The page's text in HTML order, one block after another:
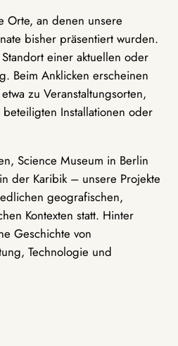
Orte, an denen unsere
bisher präsentiert wurden.
einer aktuellen oder
Beim Anklicken erscheinen
zu Veranstaltungsorten,
Installationen oder
Science Museum in Berlin
der Karibik – unsere Projekte
geografischen,
Kontexten statt. Hinter
Geschichte von
Technologie und